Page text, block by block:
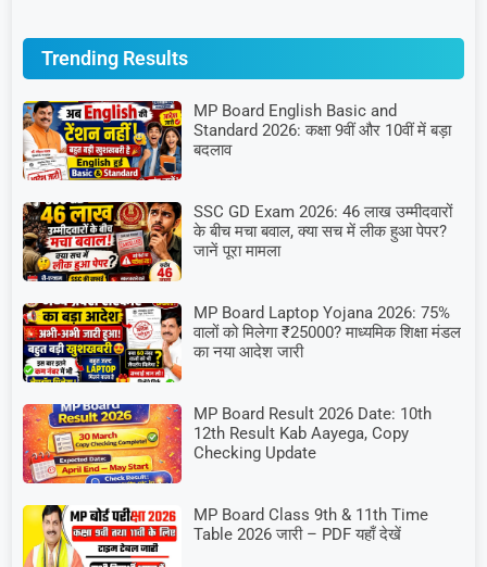
Trending Results
MP Board English Basic and
Standard 2026: कक्षा 9वीं और 10वीं में बड़ा
बदलाव
SSC GD Exam 2026: 46 लाख उम्मीदवारों
के बीच मचा बवाल, क्या सच में लीक हुआ पेपर?
जानें पूरा मामला
MP Board Laptop Yojana 2026: 75%
वालों को मिलेगा ₹25000? माध्यमिक शिक्षा मंडल
का नया आदेश जारी
MP Board Result 2026 Date: 10th
12th Result Kab Aayega, Copy
Checking Update
MP Board Class 9th & 11th Time
Table 2026 जारी – PDF यहाँ देखें